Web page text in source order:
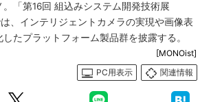
「第16回 組込みシステム開発技術展
は、インテリジェントカメラの実現や画像表
たプラットフォーム製品群を披露する。
[MONOist]
PC用表示
関連情報